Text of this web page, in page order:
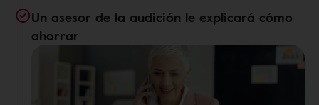
Un asesor de la audición le explicará cómo
ahorrar